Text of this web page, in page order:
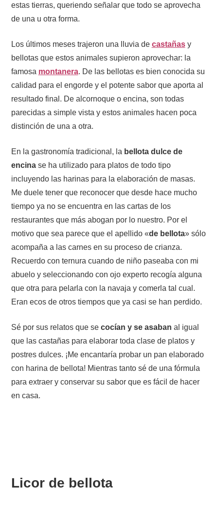
estas tierras, queriendo señalar que todo se aprovecha
de una u otra forma.
Los últimos meses trajeron una lluvia de castañasy
bellotas que estos animales supieron aprovechar: la
famosa montanera. De las bellotas es bien conocida su
calidad para el engorde y el potente sabor que aporta al
resultado final. De alcornoque o encina, son todas
parecidas a simple vista y estos animales hacen poca
distinción de una a otra.
En la gastronomía tradicional, la bellota dulce de
encinase ha utilizado para platos de todo tipo
incluyendo las harinas para la elaboración de masas.
Me duele tener que reconocer que desde hace mucho
tiempo ya no se encuentra en las cartas de los
restaurantes que más abogan por lo nuestro. Por el
motivo que sea parece que el apellido «de bellota» sólo
acompaña a las carnes en su proceso de crianza.
Recuerdo con ternura cuando de niño paseaba con mi
abuelo y seleccionando con ojo experto recogía alguna
que otra para pelarla con la navaja y comerla tal cual.
Eran ecos de otros tiempos que ya casi se han perdido.
Sé por sus relatos que se cocían y se asaban al igual
que las castañas para elaborar toda clase de platos y
postres dulces. ¡Me encantaría probar un pan elaborado
con harina de bellota! Mientras tanto sé de una fórmula
para extraer y conservar su sabor que es fácil de hacer
en casa.
Licor de bellota